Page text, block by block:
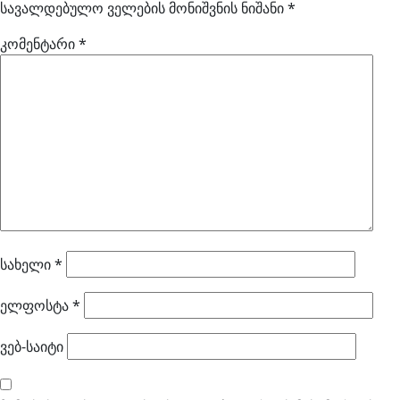
სავალდებულო ველების მონიშვნის ნიშანი*
კომენტარი*
სახელი*
ელფოსტა*
ვებ-საიტი